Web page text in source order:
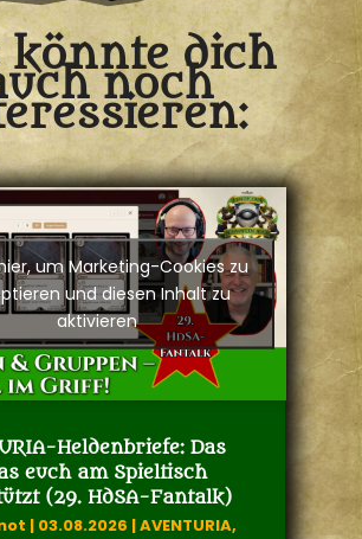
könnte dich
noch
um Marketing-Cookies zu
und diesen Inhalt zu
aktivieren
Heldenbriefe: Das
euch am Spieltisch
(29. HdSA-Fantalk)
| 03.08.2026 |AVENTURIA,